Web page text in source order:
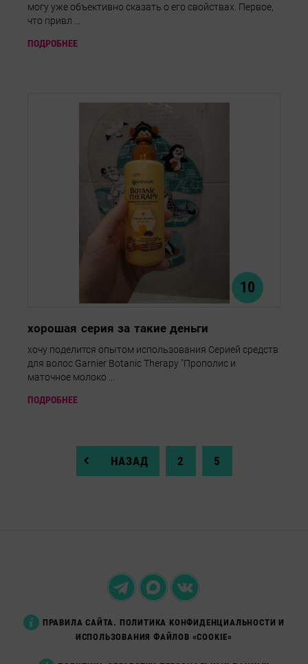
могу уже объективно сказать о его свойствах. Первое,
что привл ...
ПОДРОБНЕЕ
10
хорошая серия за такие деньги
хочу поделится опытом использования Серией средств
для волос Garnier Botanic Therapy "Прополис и
маточное молоко ...
ПОДРОБНЕЕ
НАЗАД 2 5
ПРАВИЛА САЙТА. ПОЛИТИКА КОНФИДЕНЦИАЛЬНОСТИ И
ИСПОЛЬЗОВАНИЯ ФАЙЛОВ «COOKIE»